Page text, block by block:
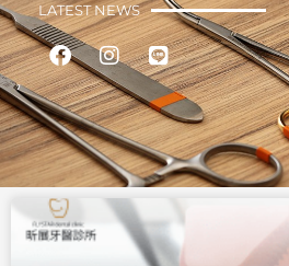
LATEST NEWS
FacebookInstagram
Line
面